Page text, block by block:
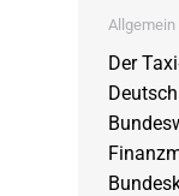
Allgemein
Der